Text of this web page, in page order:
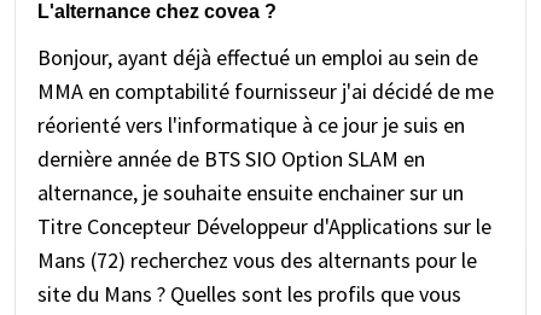
L'alternance chez covea ?
Bonjour, ayant déjà effectué un emploi au sein de
MMA en comptabilité fournisseur j'ai décidé de me
réorienté vers l'informatique à ce jour je suis en
dernière année de BTS SIO Option SLAM en
alternance, je souhaite ensuite enchainer sur un
Titre Concepteur Développeur d'Applications sur le
Mans (72) recherchez vous des alternants pour le
site du Mans ? Quelles sont les profils que vous